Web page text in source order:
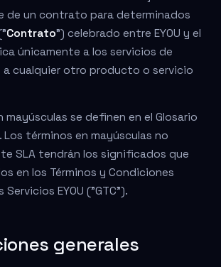
de un contrato para determinados
Contrato") celebrado entre EYOU y el
únicamente a los servicios de
a cualquier otro producto o servicio
mayúsculas se definen en el Glosario
términos en mayúsculas no
SLA tendrán los significados que
en los Términos y Condiciones
Servicios EYOU ("GTC").
generales